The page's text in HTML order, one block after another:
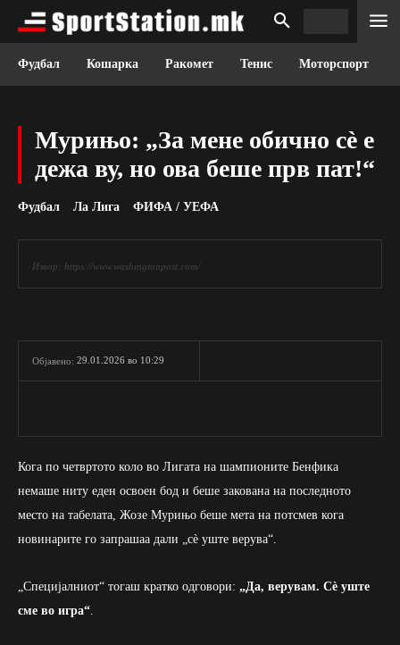
Фудбал Кошарка Ракомет Тенис Моторспорт
Мурињо: „За мене обично сè е
дежа ву, но ова беше прв пат!“
Фудбал Ла Лига ФИФА / УЕФА
Извор: https://www.washingtonpost.com/
Објавено: 29.01.2026 во 10:29
Кога по четвртото коло во Лигата на шампионите Бенфика
немаше ниту еден освоен бод и беше закована на последното
место на табелата, Жозе Мурињо беше мета на потсмев кога
новинарите го запрашаа дали „сè уште верува“.
„Специјалниот“ тогаш кратко одговори: „Да, верувам. Сè уште
сме во игра“.